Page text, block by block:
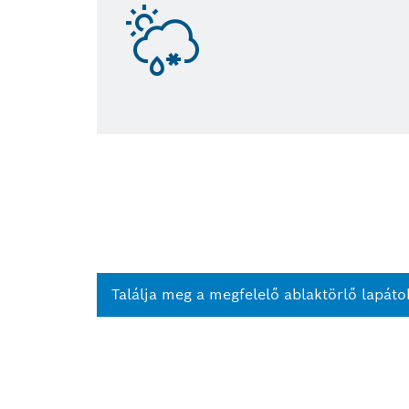
Találja meg a megfelelő ablaktörlő